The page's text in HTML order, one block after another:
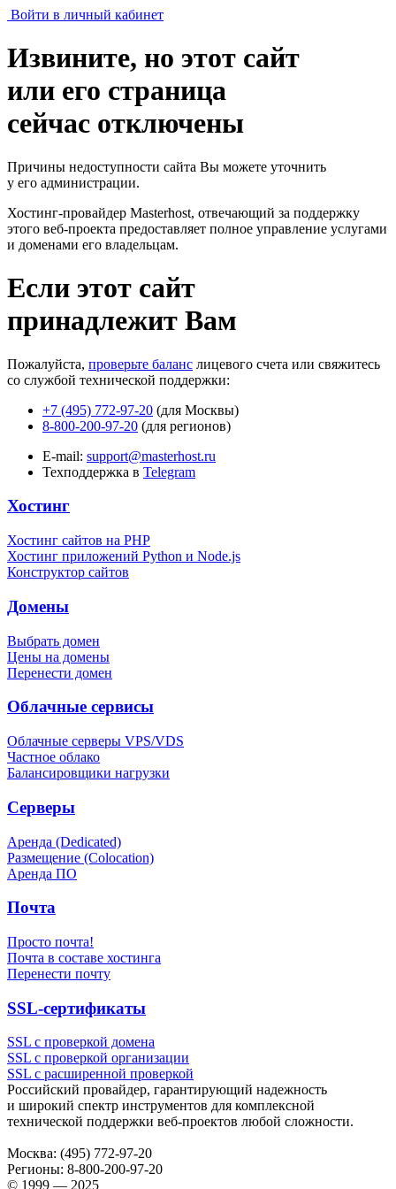
Войти в личный кабинет
Извините, но этот сайт
или его страница
сейчас отключены
Причины недоступности сайта Вы можете уточнить
у его администрации.
Хостинг-провайдер Masterhost, отвечающий за поддержку
этого веб-проекта предоставляет полное управление услугами
и доменами его владельцам.
Если этот сайт
принадлежит Вам
Пожалуйста, проверьте баланс лицевого счета или свяжитесь
со службой технической поддержки:
+7 (495) 772-97-20 (для Москвы)
8-800-200-97-20 (для регионов)
E-mail: support@masterhost.ru
Техподдержка в Telegram
Хостинг
Хостинг сайтов на PHP
Хостинг приложений Python и Node.js
Конструктор сайтов
Домены
Выбрать домен
Цены на домены
Перенести домен
Облачные сервисы
Облачные серверы VPS/VDS
Частное облако
Балансировщики нагрузки
Серверы
Аренда (Dedicated)
Размещение (Colocation)
Аренда ПО
Почта
Просто почта!
Почта в составе хостинга
Перенести почту
SSL-сертификаты
SSL с проверкой домена
SSL с проверкой организации
SSL с расширенной проверкой
Российский провайдер, гарантирующий надежность
и широкий спектр инструментов для комплексной
технической поддержки веб-проектов любой сложности.
Москва: (495) 772-97-20
Регионы: 8-800-200-97-20
© 1999 — 2025